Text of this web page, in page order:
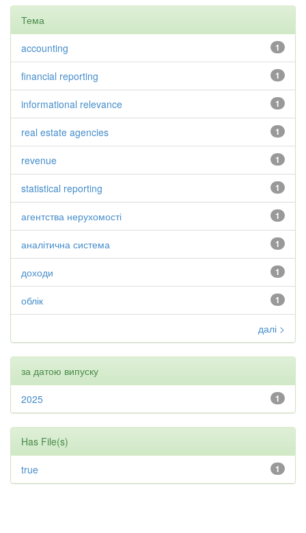
Тема
1
accounting
1
financial reporting
1
informational relevance
1
real estate agencies
1
revenue
1
statistical reporting
1
агентства нерухомості
1
аналітична система
1
доходи
1
облік
далі >
за датою випуску
1
2025
Has File(s)
1
true